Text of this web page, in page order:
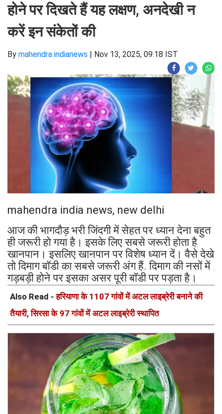
होने पर दिखते हैं यह लक्षण, अनदेखी न
करें इन संकेतों की
By mahendra indianews | Nov 13, 2025, 09:18 IST
mahendra india news, new delhi
आज की भागदौड़ भरी जिंदगी में सेहत पर ध्यान देना बहुत
ही जरूरी हो गया है। इसके लिए सबसे जरूरी होता है
खानपान। इसलिए खानपान पर विशेष ध्यान दें। वैसे देखे
तो दिमाग बॉडी का सबसे जरूरी अंग हैं. दिमाग की नसों में
गड़बड़ी होने पर इसका असर पूरी बॉडी पर पड़ता है।
Also Read -हरियाणा के 1107 गांवों में अटल लाइब्रेरी बनाने की
तैयारी, सिरसा के 97 गांवों में अटल लाइब्रेरी स्थापित